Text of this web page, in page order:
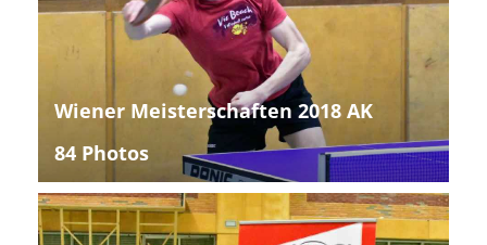
Wiener Meisterschaften 2018 AK
84 Photos